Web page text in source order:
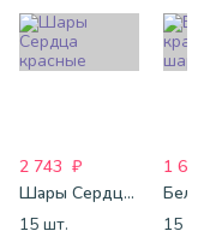
2 743 ₽
Шары Сердца красные
15 шт.
1 688
15 шт.